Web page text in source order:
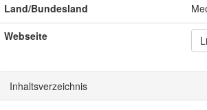
Land/Bundesland
Webseite
Inhaltsverzeichnis